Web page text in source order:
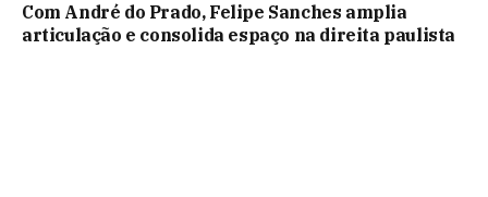
Com André do Prado, Felipe Sanches amplia
articulação e consolida espaço na direita paulista